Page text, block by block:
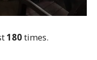
180times.